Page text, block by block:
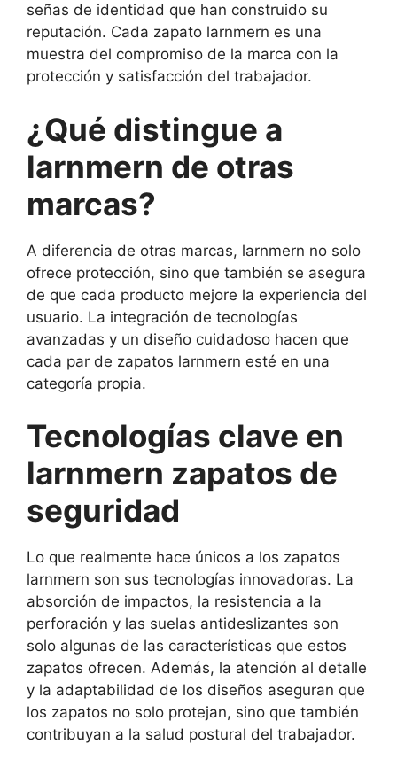
señas de identidad que han construido su
reputación. Cada zapato larnmern es una
muestra del compromiso de la marca con la
protección y satisfacción del trabajador.
¿Qué distingue a
larnmern de otras
marcas?
A diferencia de otras marcas, larnmern no solo
ofrece protección, sino que también se asegura
de que cada producto mejore la experiencia del
usuario. La integración de tecnologías
avanzadas y un diseño cuidadoso hacen que
cada par de zapatos larnmern esté en una
categoría propia.
Tecnologías clave en
larnmern zapatos de
seguridad
Lo que realmente hace únicos a los zapatos
larnmern son sus tecnologías innovadoras. La
absorción de impactos, la resistencia a la
perforación y las suelas antideslizantes son
solo algunas de las características que estos
zapatos ofrecen. Además, la atención al detalle
y la adaptabilidad de los diseños aseguran que
los zapatos no solo protejan, sino que también
contribuyan a la salud postural del trabajador.